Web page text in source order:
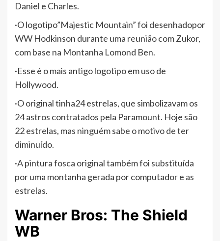
Daniel e Charles.
·O logotipo”Majestic Mountain” foi desenhadopor
WW Hodkinson durante uma reunião com Zukor,
com base na Montanha Lomond Ben.
·Esse é o mais antigo logotipo em uso de
Hollywood.
·O original tinha24 estrelas, que simbolizavam os
24 astros contratados pela Paramount. Hoje são
22 estrelas, mas ninguém sabe o motivo de ter
diminuído.
·A pintura fosca original também foi substituída
por uma montanha gerada por computador e as
estrelas.
Warner Bros: The Shield
WB